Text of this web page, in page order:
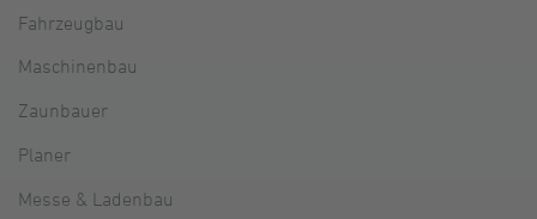
Fahrzeugbau
Maschinenbau
Zaunbauer
Planer
Messe & Ladenbau